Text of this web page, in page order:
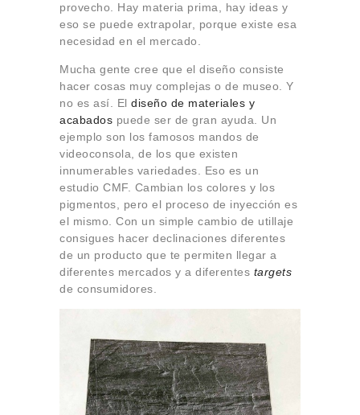
provecho. Hay materia prima, hay ideas y
eso se puede extrapolar, porque existe esa
necesidad en el mercado.
Mucha gente cree que el diseño consiste
hacer cosas muy complejas o de museo. Y
no es así. El diseño de materiales y
acabados puede ser de gran ayuda. Un
ejemplo son los famosos mandos de
videoconsola, de los que existen
innumerables variedades. Eso es un
estudio CMF. Cambian los colores y los
pigmentos, pero el proceso de inyección es
el mismo. Con un simple cambio de utillaje
consigues hacer declinaciones diferentes
de un producto que te permiten llegar a
diferentes mercados y a diferentes targets
de consumidores.